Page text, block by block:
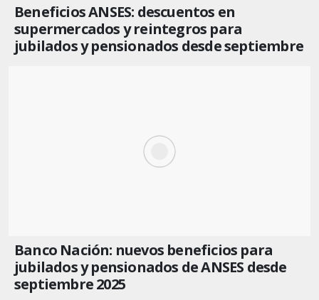
Beneficios ANSES: descuentos en
supermercados y reintegros para
jubilados y pensionados desde septiembre
Banco Nación: nuevos beneficios para
jubilados y pensionados de ANSES desde
septiembre 2025